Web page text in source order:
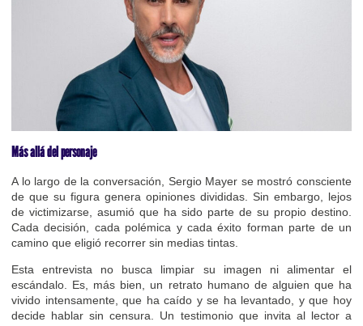
Más allá del personaje
A lo largo de la conversación, Sergio Mayer se mostró consciente
de que su figura genera opiniones divididas. Sin embargo, lejos
de victimizarse, asumió que ha sido parte de su propio destino.
Cada decisión, cada polémica y cada éxito forman parte de un
camino que eligió recorrer sin medias tintas.
Esta entrevista no busca limpiar su imagen ni alimentar el
escándalo. Es, más bien, un retrato humano de alguien que ha
vivido intensamente, que ha caído y se ha levantado, y que hoy
decide hablar sin censura. Un testimonio que invita al lector a